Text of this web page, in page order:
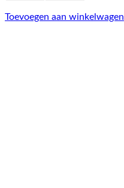
Toevoegen aan winkelwagen